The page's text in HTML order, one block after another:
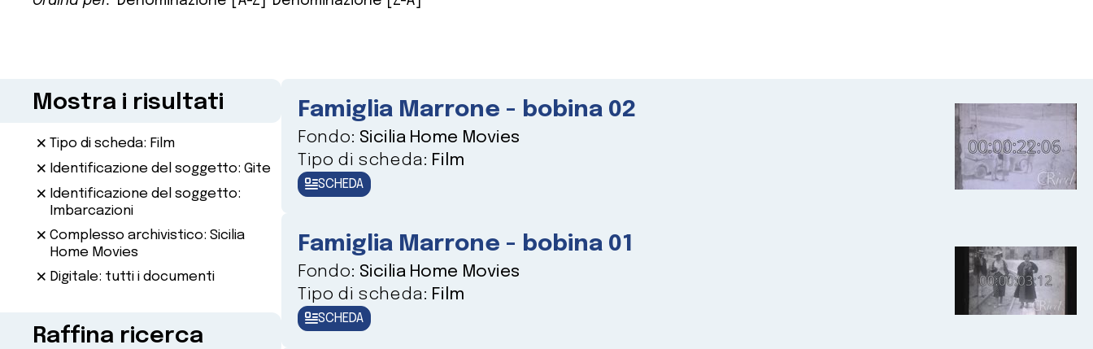
Mostra i risultati
Tipo di scheda: Film
Identificazione del soggetto: Gite
Identificazione del soggetto:
Imbarcazioni
Complesso archivistico: Sicilia
Home Movies
Digitale: tutti i documenti
Raffina ricerca
Famiglia Marrone - bobina 02
Fondo: Sicilia Home Movies
Tipo di scheda: Film
SCHEDA
Famiglia Marrone - bobina 01
Fondo: Sicilia Home Movies
Tipo di scheda: Film
SCHEDA